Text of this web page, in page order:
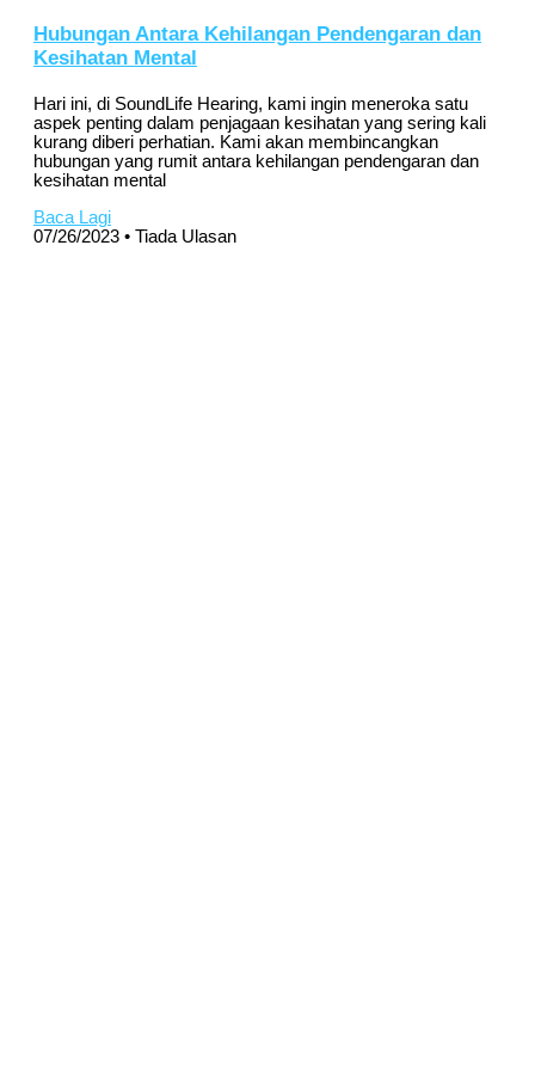
Hubungan Antara Kehilangan Pendengaran dan
Kesihatan Mental
Hari ini, di SoundLife Hearing, kami ingin meneroka satu
aspek penting dalam penjagaan kesihatan yang sering kali
kurang diberi perhatian. Kami akan membincangkan
hubungan yang rumit antara kehilangan pendengaran dan
kesihatan mental
Baca Lagi
07/26/2023
Tiada Ulasan